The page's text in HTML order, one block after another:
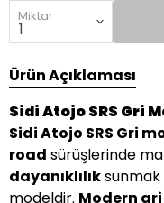
Miktar
Ürün Açıklaması
Sidi Atojo SRS Gri
Sidi Atojo SRS Gri
road sürüşlerinde
dayanıklılık
modeldir. Modern gri